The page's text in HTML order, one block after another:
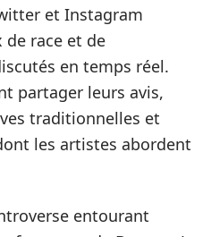
et Instagram
race et de
en temps réel.
partager leurs avis,
traditionnelles et
les artistes abordent
entourant